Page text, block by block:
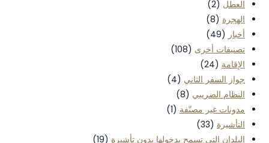
(108)
(4)
(8)
مصنّفة(1)
تسمح بدخولها بدون تأشيرة(19)